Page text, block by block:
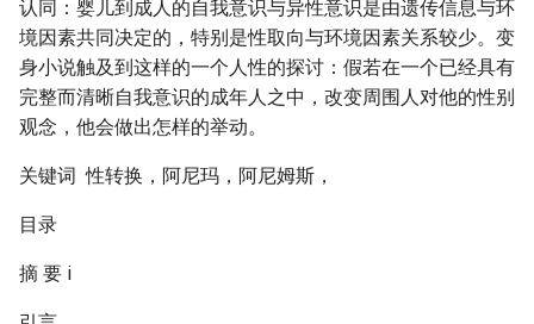
认同：婴儿到成人的自我意识与异性意识是由遗传信息与环
境因素共同决定的，特别是性取向与环境因素关系较少。变
身小说触及到这样的一个人性的探讨：假若在一个已经具有
完整而清晰自我意识的成年人之中，改变周围人对他的性别
观念，他会做出怎样的举动。
关键词 性转换，阿尼玛，阿尼姆斯，
目录
摘 要 i